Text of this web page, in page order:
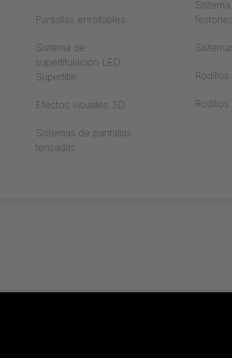
proyección
Trevira
Pantallas enrollables
Sistema de
supertitulación LED
Supertitle
Efectos visuales 3D
Sistemas de pantallas
tensadas